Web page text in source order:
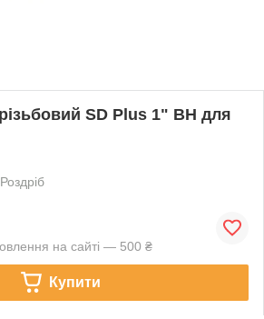
SD Plus 1" ВН для
Роздріб
на сайті — 500 ₴
Купити